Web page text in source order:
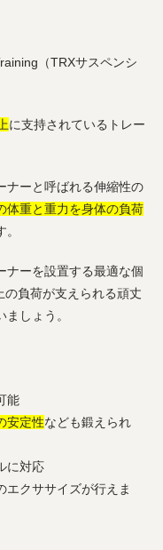
（TRXサスペンシ
に支持されているトレー
ナーと呼ばれる伸縮性の
体重と重力を身体の負荷
ナーを設置する最適な個
負荷が支えられる頑丈
しょう。
能
安定性なども鍛えられ
に対応
エクササイズが行えま